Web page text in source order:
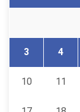
3 4
10 11